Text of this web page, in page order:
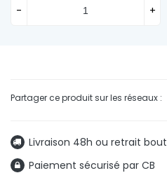
Livraison 48h ou retrait
Paiement sécurisé par CB
- +